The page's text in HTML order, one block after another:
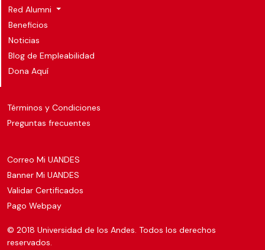
Red Alumni
Beneficios
Noticias
Blog de Empleabilidad
Dona Aquí
Términos y Condiciones
Preguntas frecuentes
Correo Mi UANDES
Banner Mi UANDES
Validar Certificados
Pago Webpay
© 2018 Universidad de los Andes. Todos los derechos
reservados.